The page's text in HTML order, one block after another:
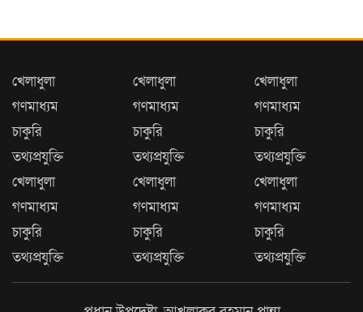
খেলাধুলা
গণমাধ্যম
চাকুরি
তথ্যপ্রযুক্তি
খেলাধুলা
গণমাধ্যম
চাকুরি
তথ্যপ্রযুক্তি
খেলাধুলা
গণমাধ্যম
চাকুরি
তথ্যপ্রযুক্তি
খেলাধুলা
গণমাধ্যম
চাকুরি
তথ্যপ্রযুক্তি
খেলাধুলা
গণমাধ্যম
চাকুরি
তথ্যপ্রযুক্তি
খেলাধুলা
গণমাধ্যম
চাকুরি
তথ্যপ্রযুক্তি